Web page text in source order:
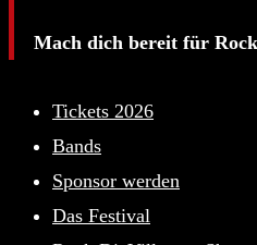
Mach dich bereit für
Tickets 2026
Bands
Sponsor werden
Das Festival